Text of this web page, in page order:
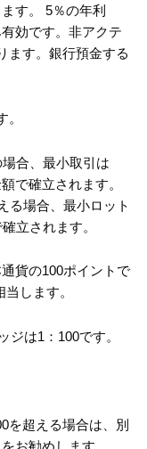
す。 5％の年利
効です。非アクテ
ます。銀行預金する
合、最小取引は
で確立されます。
る場合、最小ロット
立されます。
貨の100ポイントで
します。
は1：100です。
を超える場合は、別
お勧めします。